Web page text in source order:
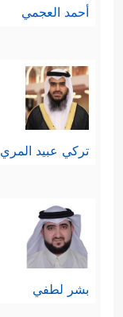
أحمد العجمي
تركي عبيد المري
بشر لطفي